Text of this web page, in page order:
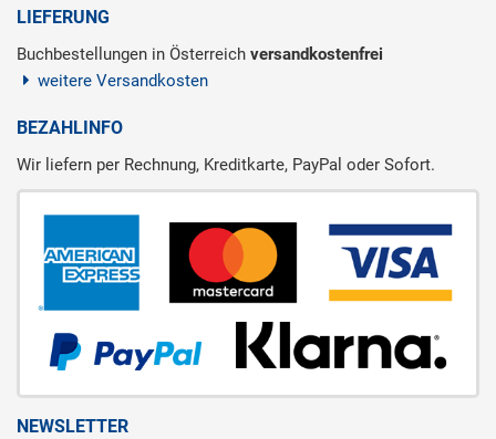
LIEFERUNG
Buchbestellungen in Österreich versandkostenfrei
weitere Versandkosten
BEZAHLINFO
Wir liefern per Rechnung, Kreditkarte, PayPal oder Sofort.
NEWSLETTER